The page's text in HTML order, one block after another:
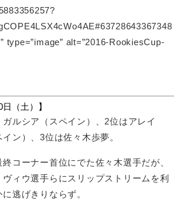
type=”image” alt=”2016-RookiesCup-
（土）】
ルシア（スペイン）、2位はアレイ
ン）、3位は佐々木歩夢。
コーナー首位にでた佐々木選手だが、
ィウ選手らにスリップストリームを利
逃げきりならず。